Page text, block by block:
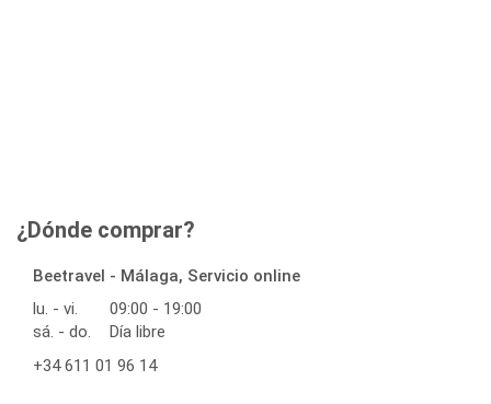
¿Dónde comprar?
Beetravel - Málaga, Servicio online
lu. - vi.
09:00 - 19:00
sá. - do.
Día libre
+34 611 01 96 14